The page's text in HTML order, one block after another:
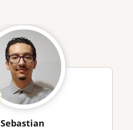
Sebastian